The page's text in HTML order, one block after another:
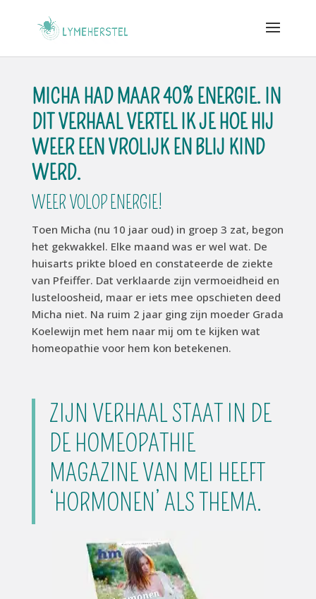
MICHA HAD MAAR 40% ENERGIE. IN
DIT VERHAAL VERTEL IK JE HOE HIJ
WEER EEN VROLIJK EN BLIJ KIND
WERD.
WEER VOLOP ENERGIE!
Toen Micha (nu 10 jaar oud) in groep 3 zat, begon
het gekwakkel. Elke maand was er wel wat. De
huisarts prikte bloed en constateerde de ziekte
van Pfeiffer. Dat verklaarde zijn vermoeidheid en
lusteloosheid, maar er iets mee opschieten deed
Micha niet. Na ruim 2 jaar ging zijn moeder Grada
Koelewijn met hem naar mij om te kijken wat
homeopathie voor hem kon betekenen.
ZIJN VERHAAL STAAT IN DE
DE HOMEOPATHIE
MAGAZINE VAN MEI HEEFT
‘HORMONEN’ ALS THEMA.